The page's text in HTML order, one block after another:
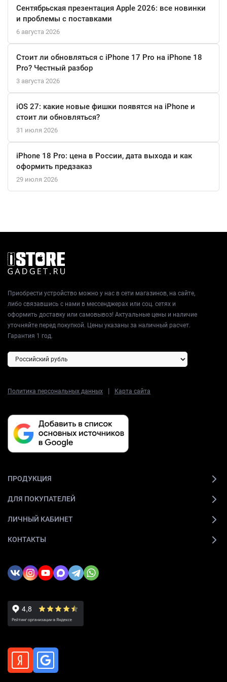
позволяет вам продолжать наслаждаться любимыми
проектами.
откройте для себя новые горизонты в игровом процессе с
Сентябрьская презентация Apple 2026: все новинки
и проблемы с поставками
6 августа 2026
Стоит ли обновляться с iPhone 17 Pro на iPhone 18
Pro? Честный разбор
3 августа 2026
iOS 27: какие новые фишки появятся на iPhone и
стоит ли обновляться?
31 июля 2026
iPhone 18 Pro: цена в России, дата выхода и как
оформить предзаказ
29 июля 2026
Приобрести устройство можно у нас в сети магазинов, на сайте,
либо связавшись с нами в мессенджерах или соц. сетях и
оформить доставку или самовывоз! Актуальные цены и наличие
уточняйте перед покупкой. Цены указаны за наличный расчет.
Гарантия 1 год.
Политика персональных данных | Карта сайта
ПРОДУКЦИЯ
ДЛЯ ПОКУПАТЕЛЕЙ
ЛИЧНЫЙ КАБИНЕТ
КОНТАКТЫ